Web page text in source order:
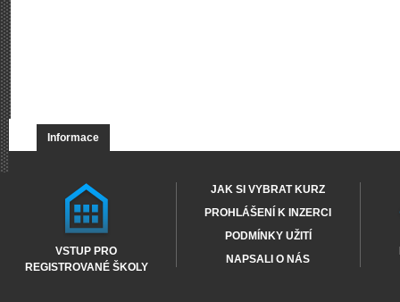
Informace
VSTUP PRO
REGISTROVANÉ ŠKOLY
JAK SI VYBRAT KURZ
PROHLÁŠENÍ K INZERCI
PODMÍNKY UŽITÍ
NAPSALI O NÁS